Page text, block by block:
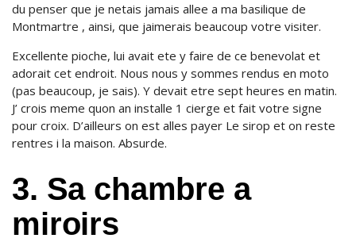
du penser que je netais jamais allee a ma basilique de
Montmartre , ainsi, que jaimerais beaucoup votre visiter.
Excellente pioche, lui avait ete y faire de ce benevolat et
adorait cet endroit. Nous nous y sommes rendus en moto
(pas beaucoup, je sais). Y devait etre sept heures en matin.
J’ crois meme quon an installe 1 cierge et fait votre signe
pour croix. D’ailleurs on est alles payer Le sirop et on reste
rentres i la maison. Absurde.
3. Sa chambre a
miroirs